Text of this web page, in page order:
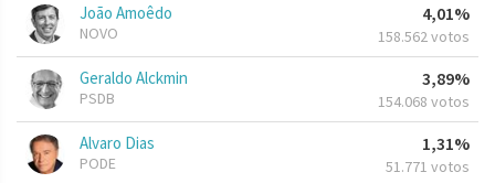
João Amoêdo
NOVO
4,01%
158.562 votos
Geraldo Alckmin
PSDB
3,89%
154.068 votos
Alvaro Dias
PODE
1,31%
51.771 votos